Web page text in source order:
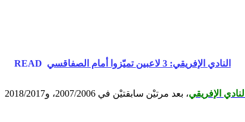
READ النادي الإفريقي: 3 لاعبين تميّزوا أمام الصفاقسي
النادي الإفريقي